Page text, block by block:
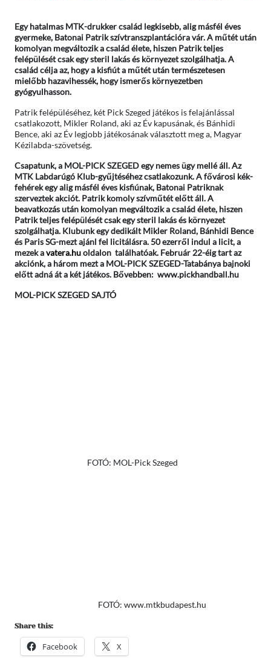
Egy hatalmas MTK-drukker család legkisebb, alig másfél éves
gyermeke, Batonai Patrik szívtranszplantációra vár. A műtét után
komolyan megváltozik a család élete, hiszen Patrik teljes
felépülését csak egy steril lakás és környezet szolgálhatja. A
család célja az, hogy a kisfiút a műtét után természetesen
mielőbb hazavihessék, hogy ismerős környezetben
gyógyulhasson.
Patrik felépüléséhez, két Pick Szeged játékos is felajánlással
csatlakozott, Mikler Roland, aki az Év kapusának, és Bánhidi
Bence, aki az Év legjobb játékosának választott meg a, Magyar
Kézilabda-szövetség.
Csapatunk, a MOL-PICK SZEGED egy nemes ügy mellé áll. Az
MTK Labdarúgó Klub-gyűjtéséhez csatlakozunk. A fővárosi kék-
fehérek egy alig másfél éves kisfiúnak, Batonai Patriknak
szerveztek akciót. Patrik komoly szívműtét előtt áll. A
beavatkozás után komolyan megváltozik a család élete, hiszen
Patrik teljes felépülését csak egy steril lakás és környezet
szolgálhatja. Klubunk egy dedikált Mikler Roland, Bánhidi Bence
és Paris SG-mezt ajánl fel licitálásra. 50 ezerről indul a licit, a
mezek avatera.huoldalon találhatóak. Február 22-éig tart az
akciónk, a három mezt a MOL-PICK SZEGED-Tatabánya bajnoki
előtt adná át a két játékos. Bővebben: www.pickhandball.hu
MOL-PICK SZEGED SAJTÓ
FOTÓ: MOL-Pick Szeged
FOTÓ: www.mtkbudapest.hu
Share this:
Facebook X